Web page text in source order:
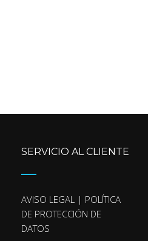
SERVICIO AL CLIENTE
AVISO LEGAL | POLÍTICA
DE PROTECCIÓN DE
DATOS